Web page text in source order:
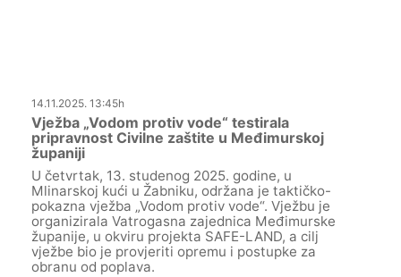
14.11.2025. 13:45h
Vježba „Vodom protiv vode“ testirala
pripravnost Civilne zaštite u Međimurskoj
županiji
U četvrtak, 13. studenog 2025. godine, u
Mlinarskoj kući u Žabniku, održana je taktičko-
pokazna vježba „Vodom protiv vode“. Vježbu je
organizirala Vatrogasna zajednica Međimurske
županije, u okviru projekta SAFE-LAND, a cilj
vježbe bio je provjeriti opremu i postupke za
obranu od poplava.